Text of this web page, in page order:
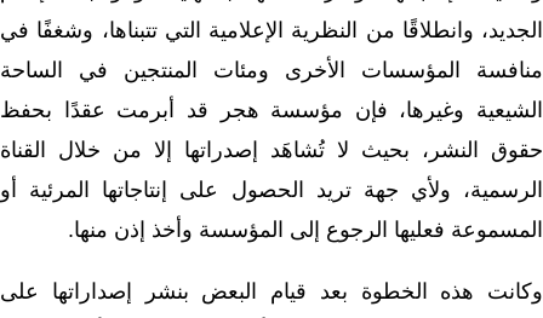
الجديد، وانطلاقًا من النظرية الإعلامية التي تتبناها، وشغفًا في
منافسة المؤسسات الأخرى ومئات المنتجين في الساحة
الشيعية وغيرها، فإن مؤسسة هجر قد أبرمت عقدًا بحفظ
حقوق النشر، بحيث لا تُشاهَد إصدراتها إلا من خلال القناة
الرسمية، ولأي جهة تريد الحصول على إنتاجاتها المرئية أو
المسموعة فعليها الرجوع إلى المؤسسة وأخذ إذن منها.
وكانت هذه الخطوة بعد قيام البعض بنشر إصداراتها على